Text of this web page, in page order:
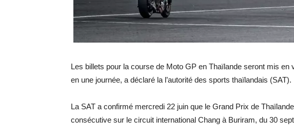
Les billets pour la course de Moto GP en Thaïlande seront mis en
en une journée, a déclaré la l’autorité des sports thaïlandais (SAT).
La SAT a confirmé mercredi 22 juin que le Grand Prix de
consécutive sur le circuit international Chang à Buriram, du 30